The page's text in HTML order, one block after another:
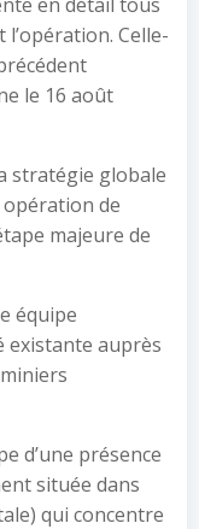
Celle-
le 16 août
stratégie globale
de
majeure de
équipe
existante auprès
présence
située dans
qui concentre